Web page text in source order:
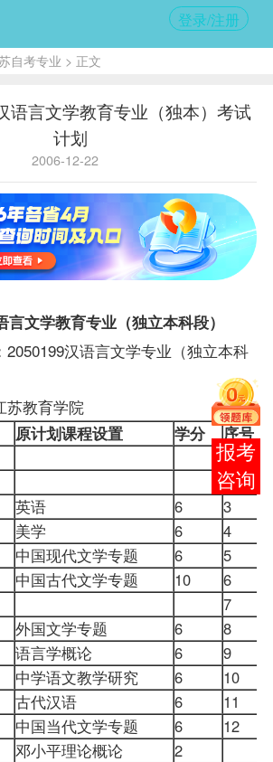
登录/注册
自考专业 > 正文
语言文学教育专业（独本）考试
计划
2006-12-22
言文学教育专业（独立本科段）
汉语言文学专业（独立本科
教育学院
原计划课程设置 学分 序号
1
2
英语 6 3
美学 6 4
中国现代文学专题 6 5
中国古代文学专题 10 6
7
外国文学专题 6 8
语言学概论 6 9
中学语文教学研究 6 10
古代汉语 6 11
中国当代文学专题 6 12
邓小平理论概论
2
报考
咨询